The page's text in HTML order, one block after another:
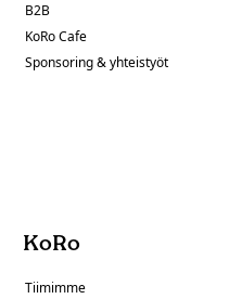
B2B
KoRo Cafe
Sponsoring & yhteistyöt
KoRo
Tiimimme